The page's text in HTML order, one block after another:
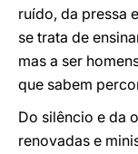
ruído, da pressa
se trata de
mas a ser
que sabem
Do silêncio e da
renovadas e